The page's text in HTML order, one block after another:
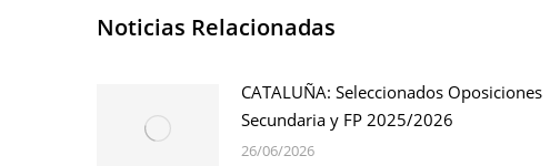
Noticias Relacionadas
CATALUÑA: Seleccionados Oposiciones
Secundaria y FP 2025/2026
26/06/2026